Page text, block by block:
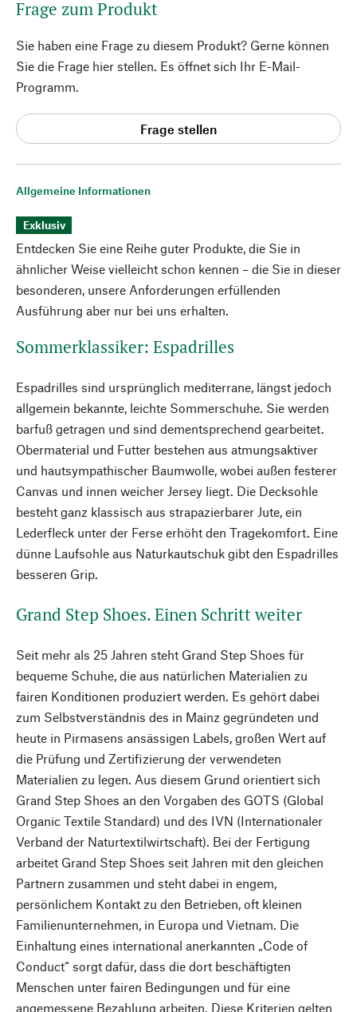
Allgemeine Informationen
Exklusiv
Entdecken Sie eine Reihe guter Produkte, die Sie in
ähnlicher Weise vielleicht schon kennen – die Sie in dieser
besonderen, unsere Anforderungen erfüllenden
Ausführung aber nur bei uns erhalten.
Sommerklassiker: Espadrilles
Espadrilles sind ursprünglich mediterrane, längst jedoch
allgemein bekannte, leichte Sommerschuhe. Sie werden
barfuß getragen und sind dementsprechend gearbeitet.
Obermaterial und Futter bestehen aus atmungsaktiver
und hautsympathischer Baumwolle, wobei außen festerer
Canvas und innen weicher Jersey liegt. Die Decksohle
besteht ganz klassisch aus strapazierbarer Jute, ein
Lederfleck unter der Ferse erhöht den Tragekomfort. Eine
dünne Laufsohle aus Naturkautschuk gibt den Espadrilles
besseren Grip.
Grand Step Shoes. Einen Schritt weiter
Seit mehr als 25 Jahren steht Grand Step Shoes für
bequeme Schuhe, die aus natürlichen Materialien zu
fairen Konditionen produziert werden. Es gehört dabei
zum Selbstverständnis des in Mainz gegründeten und
heute in Pirmasens ansässigen Labels, großen Wert auf
die Prüfung und Zertifizierung der verwendeten
Materialien zu legen. Aus diesem Grund orientiert sich
Grand Step Shoes an den Vorgaben des GOTS (Global
Organic Textile Standard) und des IVN (Internationaler
Verband der Naturtextilwirtschaft). Bei der Fertigung
arbeitet Grand Step Shoes seit Jahren mit den gleichen
Partnern zusammen und steht dabei in engem,
persönlichem Kontakt zu den Betrieben, oft kleinen
Familienunternehmen, in Europa und Vietnam. Die
Einhaltung eines international anerkannten „Code of
Conduct“ sorgt dafür, dass die dort beschäftigten
Menschen unter fairen Bedingungen und für eine
angemessene Bezahlung arbeiten. Diese Kriterien gelten
Frage zum Produkt
Sie haben eine Frage zu diesem Produkt? Gerne können
Sie die Frage hier stellen. Es öffnet sich Ihr E-Mail-
Programm.
Frage stellen